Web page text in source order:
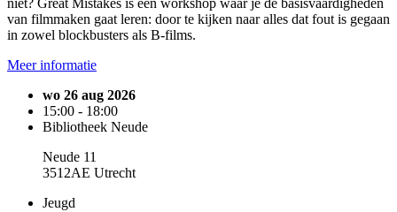
niet? Great Mistakes is een workshop waar je de basisvaardigheden
van filmmaken gaat leren: door te kijken naar alles dat fout is gegaan
in zowel blockbusters als B-films.
Meer informatie
wo 26 aug 2026
15:00 - 18:00
Bibliotheek Neude
Neude 11
3512AE Utrecht
Jeugd